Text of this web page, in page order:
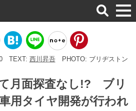
検
索
TEXT: 西川昇吾 PHOTO: ブリヂストン
月面探査なし!? ブリ
用タイヤ開発が行われ